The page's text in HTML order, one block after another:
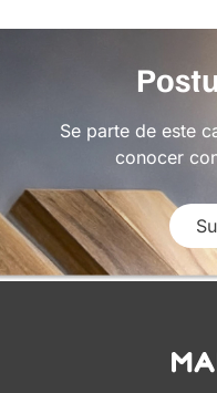
Se parte de este
conocer